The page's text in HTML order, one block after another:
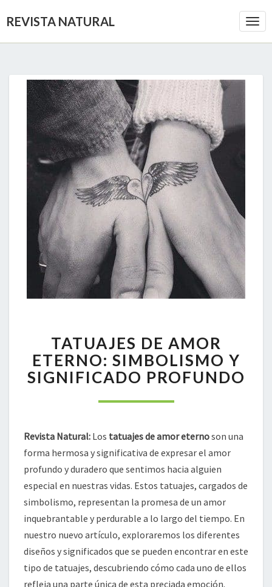
REVISTA NATURAL
DE
AMOR
ETERNO:
SIMBOLISMO
TATUAJES DE AMOR
ETERNO: SIMBOLISMO Y
SIGNIFICADO PROFUNDO
Revista Natural: Los tatuajes de amor eternoson una
forma hermosa y significativa de expresar el amor
profundo y duradero que sentimos hacia alguien
especial en nuestras vidas. Estos tatuajes, cargados de
simbolismo, representan la promesa de un amor
inquebrantable y perdurable a lo largo del tiempo. En
nuestro nuevo artículo, exploraremos los diferentes
diseños y significados que se pueden encontrar en este
tipo de tatuajes, descubriendo cómo cada uno de ellos
refleja una parte única de esta preciada emoción.